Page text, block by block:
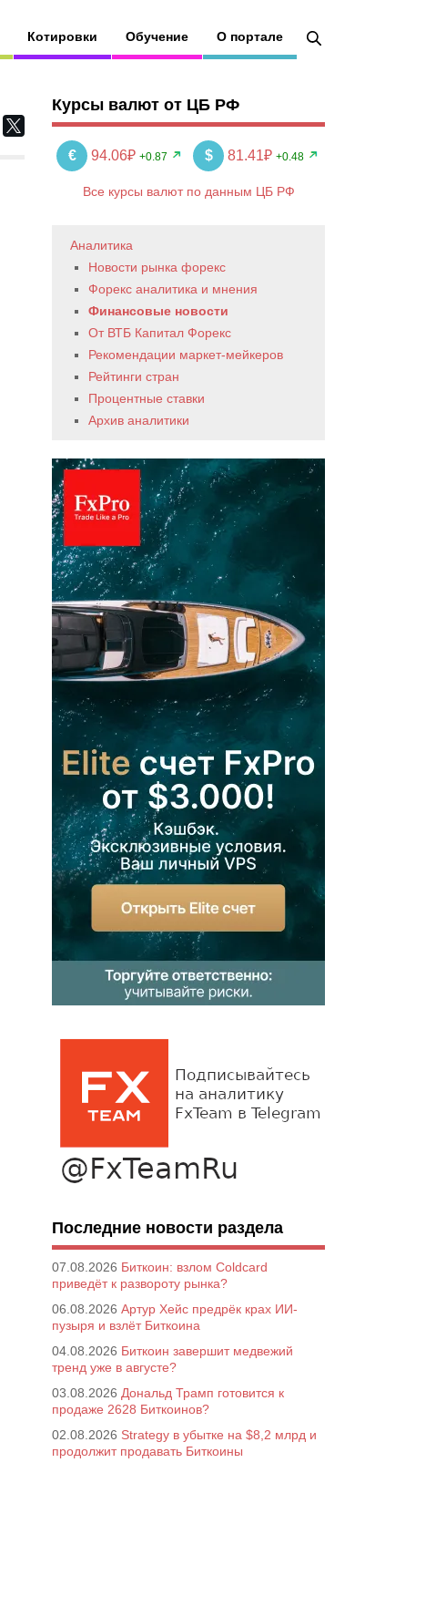
Котировки Обучение О портале
Курсы валют от ЦБ РФ
€ 94.06₽ +0.87 $ 81.41₽ +0.48
Все курсы валют по данным ЦБ РФ
Аналитика
Новости рынка форекс
Форекс аналитика и мнения
Финансовые новости
От ВТБ Капитал Форекс
Рекомендации маркет-мейкеров
Рейтинги стран
Процентные ставки
Архив аналитики
Последние новости раздела
07.08.2026 Биткоин: взлом Coldcard
приведёт к развороту рынка?
06.08.2026 Артур Хейс предрёк крах ИИ-
пузыря и взлёт Биткоина
04.08.2026 Биткоин завершит медвежий
тренд уже в августе?
03.08.2026 Дональд Трамп готовится к
продаже 2628 Биткоинов?
02.08.2026 Strategy в убытке на $8,2 млрд и
продолжит продавать Биткоины